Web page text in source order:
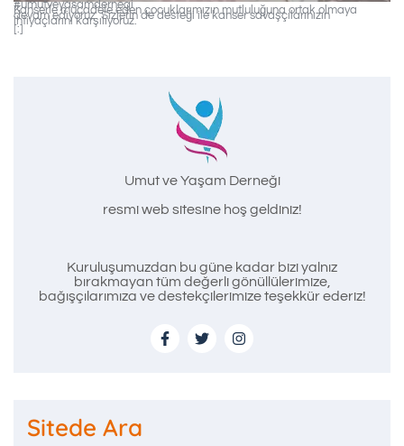
#umutveyasamdernegi
Kanserle mücadele eden çocuklarımızın mutluluğuna ortak olmaya
devam ediyoruz. Sizlerin de desteği ile kanser savaşçılarınızın
ihtiyaçlarını karşılıyoruz.
[:]
Umut ve Yaşam Derneği
resmi web sitesine hoş geldiniz!
Kuruluşumuzdan bu güne kadar bizi yalnız
bırakmayan tüm değerli gönüllülerimize,
bağışçılarımıza ve destekçilerimize teşekkür ederiz!
Sitede Ara